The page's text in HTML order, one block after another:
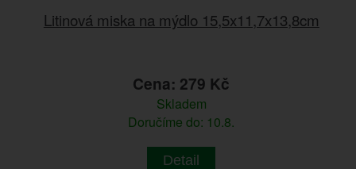
Litinová miska na mýdlo 15,5x11,7x13,8cm
Cena: 279 Kč
Skladem
Doručíme do: 10.8.
Detail